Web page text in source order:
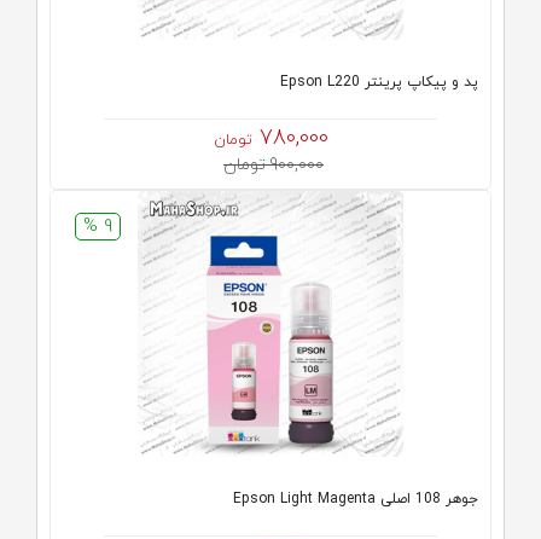
پد و پیکاپ پرینتر Epson L220
780,000 تومان
900,000 تومان
9 %
جوهر 108 اصلی Epson Light Magenta